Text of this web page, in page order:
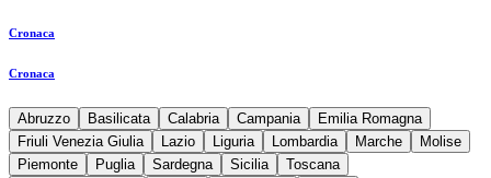
Cronaca
Cronaca
Abruzzo Basilicata Calabria Campania
Emilia Romagna
Friuli Venezia Giulia
Lazio Liguria Lombardia Marche
Molise
Piemonte
Puglia Sardegna Sicilia
Toscana